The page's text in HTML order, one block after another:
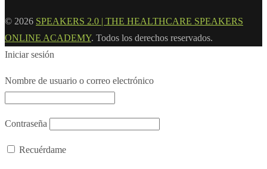
© 2026 SPEAKERS 2.0 | THE HEALTHCARE SPEAKERS
ONLINE ACADEMY. Todos los derechos reservados.
Iniciar sesión
Nombre de usuario o correo electrónico
Contraseña
Recuérdame